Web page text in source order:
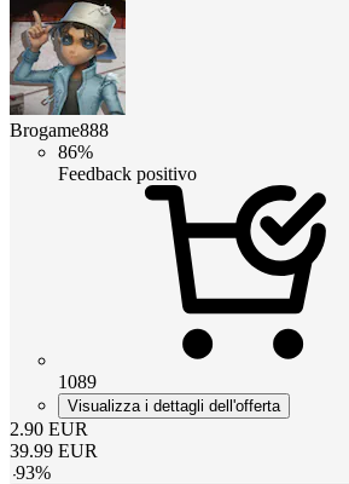
Brogame888
86%
Feedback positivo
1089
Visualizza i dettagli dell'offerta
2.90 EUR
39.99 EUR
-93%